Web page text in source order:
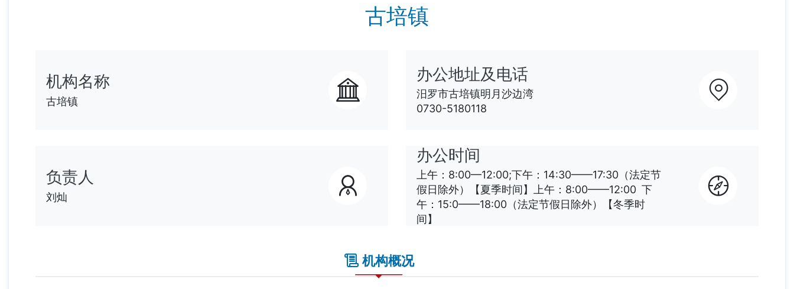
古培镇
机构名称
古培镇
办公地址及电话
汨罗市古培镇明月沙边湾
0730-5180118
负责人
刘灿
办公时间
上午：8:00—12:00;下午：14:30——17:30（法定节
假日除外）【夏季时间】上午：8:00——12:00 下
午：15:0——18:00（法定节假日除外）【冬季时
间】
机构概况